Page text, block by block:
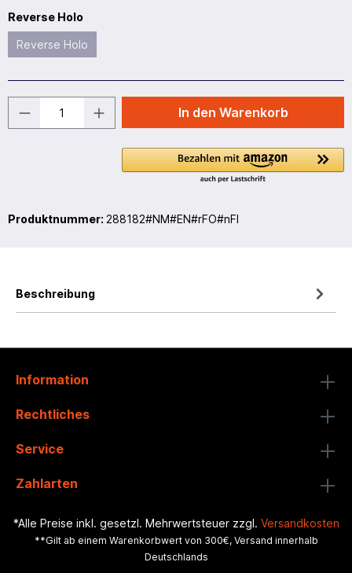
Reverse Holo
Reverse Holo
In den Warenkorb
Produktnummer: 288182#NM#EN#rFO#nFI
Beschreibung
Information
Rechtliches
Service
Zahlarten
*Alle Preise inkl. gesetzl. Mehrwertsteuer zzgl. Versandkosten
**Gilt ab einem Warenkorbwert von 300€, Versand innerhalb
Deutschlands